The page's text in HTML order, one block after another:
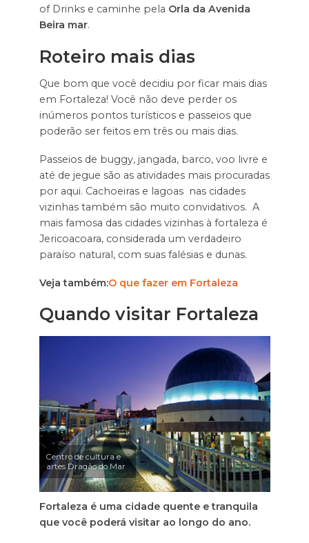
of Drinks e caminhe pela Orla da Avenida
Beira mar.
Roteiro mais dias
Que bom que você decidiu por ficar mais dias
em Fortaleza! Você não deve perder os
inúmeros pontos turísticos e passeios que
poderão ser feitos em três ou mais dias.
Passeios de buggy, jangada, barco, voo livre e
até de jegue são as atividades mais procuradas
por aqui. Cachoeiras e lagoas nas cidades
vizinhas também são muito convidativos. A
mais famosa das cidades vizinhas à fortaleza é
Jericoacoara, considerada um verdadeiro
paraíso natural, com suas falésias e dunas.
Veja também:O que fazer em Fortaleza
Quando visitar Fortaleza
Centro de cultura e
artes Dragão do Mar
Fortaleza é uma cidade quente e tranquila
que você poderá visitar ao longo do ano.